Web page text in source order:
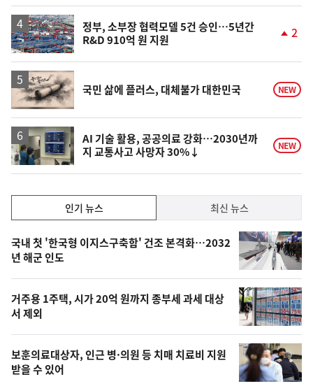
일
정부, 소부장 협력모델 5건 승인…5년간
R&D 910억 원 지원
상
승
2
영
상
국민 삶에 플러스, 대체불가 대한민국 NEW
AI 기술 활용, 공공의료 강화…2030년까
지 교통사고 사망자 30%↓
NEW
기,
최
신,
오
늘
의
영
상
인기 뉴스 최신 뉴스
인
기
뉴
스
국내 첫 '한국형 이지스구축함' 건조 본격화…2032
년 해군 인도
거주용 1주택, 시가 20억 원까지 종부세 과세 대상
서 제외
보훈의료대상자, 인근 병·의원 등 치매 치료비 지원
받을 수 있어